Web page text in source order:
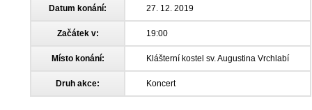
Datum konání: 27. 12. 2019
Začátek v: 19:00
Místo konání: Klášterní kostel sv. Augustina Vrchlabí
Druh akce: Koncert